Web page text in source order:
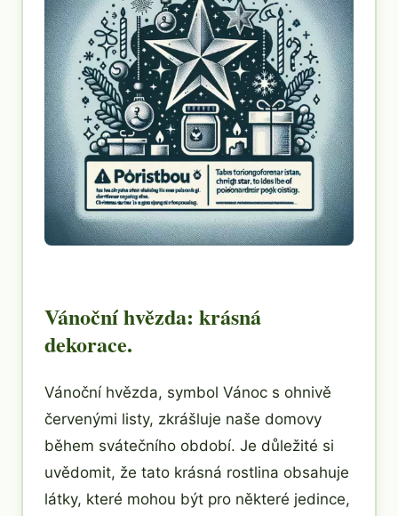
Vánoční hvězda: krásná
dekorace.
Vánoční hvězda, symbol Vánoc s ohnivě
červenými listy, zkrášluje naše domovy
během svátečního období. Je důležité si
uvědomit, že tato krásná rostlina obsahuje
látky, které mohou být pro některé jedince,